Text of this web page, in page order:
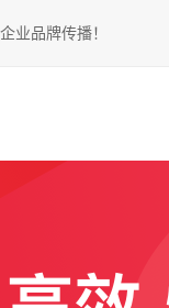
业品牌传播！